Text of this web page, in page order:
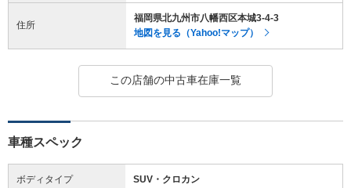
住所
福岡県北九州市八幡西区本城3-4-3
地図を見る（Yahoo!マップ）
この店舗の中古車在庫一覧
車種スペック
ボディタイプ SUV・クロカン